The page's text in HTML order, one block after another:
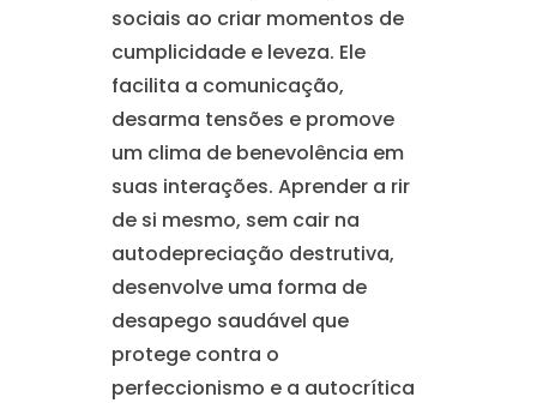
sociais ao criar momentos de
cumplicidade e leveza. Ele
facilita a comunicação,
desarma tensões e promove
um clima de benevolência em
suas interações. Aprender a rir
de si mesmo, sem cair na
autodepreciação destrutiva,
desenvolve uma forma de
desapego saudável que
protege contra o
perfeccionismo e a autocrítica